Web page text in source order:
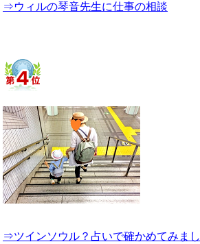
⇒ウィルの琴音先生に仕事の相談
⇒ツインソウル？占いで確かめてみまし